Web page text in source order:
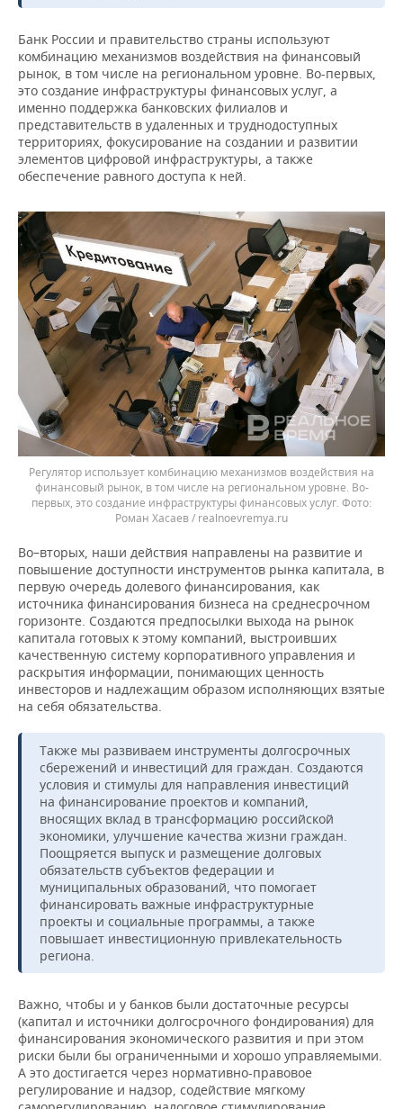
Банк России и правительство страны используют
комбинацию механизмов воздействия на финансовый
рынок, в том числе на региональном уровне. Во-первых,
это создание инфраструктуры финансовых услуг, а
именно поддержка банковских филиалов и
представительств в удаленных и труднодоступных
территориях, фокусирование на создании и развитии
элементов цифровой инфраструктуры, а также
обеспечение равного доступа к ней.
Регулятор использует комбинацию механизмов воздействия на
финансовый рынок, в том числе на региональном уровне. Во-
первых, это создание инфраструктуры финансовых услуг.
Роман Хасаев / realnoevremya.ru
Во–вторых, наши действия направлены на развитие и
повышение доступности инструментов рынка капитала, в
первую очередь долевого финансирования, как
источника финансирования бизнеса на среднесрочном
горизонте. Создаются предпосылки выхода на рынок
капитала готовых к этому компаний, выстроивших
качественную систему корпоративного управления и
раскрытия информации, понимающих ценность
инвесторов и надлежащим образом исполняющих взятые
на себя обязательства.
Также мы развиваем инструменты долгосрочных
сбережений и инвестиций для граждан. Создаются
условия и стимулы для направления инвестиций
на финансирование проектов и компаний,
вносящих вклад в трансформацию российской
экономики, улучшение качества жизни граждан.
Поощряется выпуск и размещение долговых
обязательств субъектов федерации и
муниципальных образований, что помогает
финансировать важные инфраструктурные
проекты и социальные программы, а также
повышает инвестиционную привлекательность
региона.
Важно, чтобы и у банков были достаточные ресурсы
(капитал и источники долгосрочного фондирования) для
финансирования экономического развития и при этом
риски были бы ограниченными и хорошо управляемыми.
А это достигается через нормативно-правовое
регулирование и надзор, содействие мягкому